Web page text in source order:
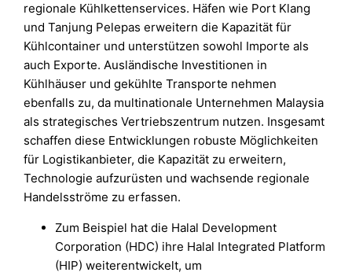
regionale Kühlkettenservices. Häfen wie Port Klang
und Tanjung Pelepas erweitern die Kapazität für
Kühlcontainer und unterstützen sowohl Importe als
auch Exporte. Ausländische Investitionen in
Kühlhäuser und gekühlte Transporte nehmen
ebenfalls zu, da multinationale Unternehmen Malaysia
als strategisches Vertriebszentrum nutzen. Insgesamt
schaffen diese Entwicklungen robuste Möglichkeiten
für Logistikanbieter, die Kapazität zu erweitern,
Technologie aufzurüsten und wachsende regionale
Handelsströme zu erfassen.
Zum Beispiel hat die Halal Development
Corporation (HDC) ihre Halal Integrated Platform
(HIP) weiterentwickelt, um